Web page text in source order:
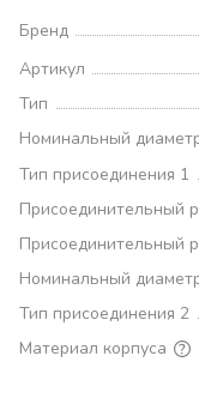
Бренд
Артикул
Тип
Номинальный
Тип присоединения 1
Присоединительный
Присоединительный
Номинальный
Тип присоединения 2
Материал корпуса